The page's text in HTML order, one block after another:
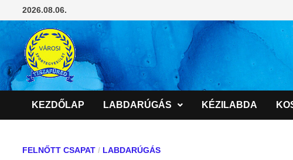
to
2026.08.06.
KEZDŐLAP LABDARÚGÁS KÉZILABDA
FELNŐTT CSAPAT / LABDARÚGÁS